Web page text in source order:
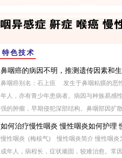
特色技术
鼻咽癌的病因不明，推测遗传因素和
鼻咽癌别名：石上疽 发生于鼻咽粘膜的恶
年人，亦有青少年患病者。病因与种族易感
强的肿瘤，早期侵犯深部结构。鼻咽部因扩
如何治疗慢性咽炎 慢性咽炎如何护理
慢性咽炎 (梅核气) 慢性咽炎简介 慢性咽炎
成年人，病程长，症状顽固，较难治愈。常